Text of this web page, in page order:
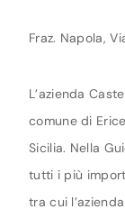
Fraz. Napola,
L’azienda
comune di
Sicilia. Nella
tutti i più
tra cui